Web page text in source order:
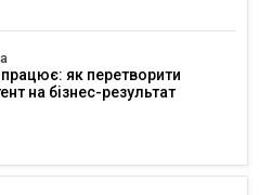
працює: як перетворити
на бізнес-результат